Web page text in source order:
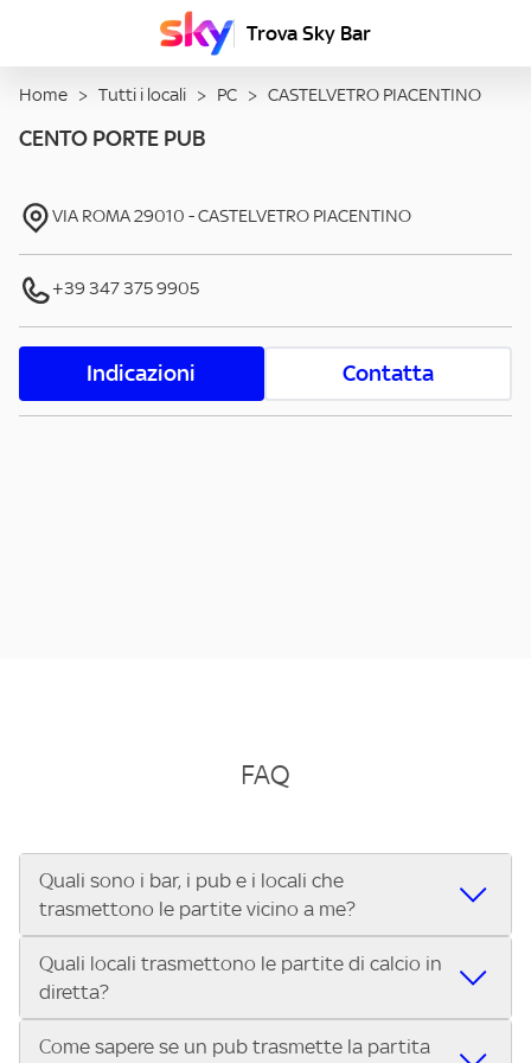
Trova Sky Bar
Home > Tutti i locali > PC > CASTELVETRO PIACENTINO
CENTO PORTE PUB
VIA ROMA29010 -CASTELVETRO PIACENTINO
+39 347 375 9905
Indicazioni Contatta
FAQ
Quali sono i bar, i pub e i locali che
trasmettono le partite vicino a me?
Se cerchi un bar, pub, ristorante o locale vicino a te per
vedere le partite di Serie A ENILIVE, la Serie C Sky Wifi, la
UEFA Champions League, la UEFA Europa League, la UEFA
Conference League, il Tennis, la Formula 1®, la MotoGP™ e
Quali locali trasmettono le partite di calcio in
diretta?
Vuoi sapere quali bar, pub o ristoranti mostrano le partite
Come sapere se un pub trasmette la partita